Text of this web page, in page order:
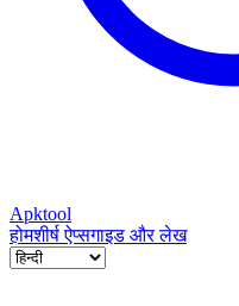
Apktool
होमशीर्ष ऐप्सगाइड और लेख